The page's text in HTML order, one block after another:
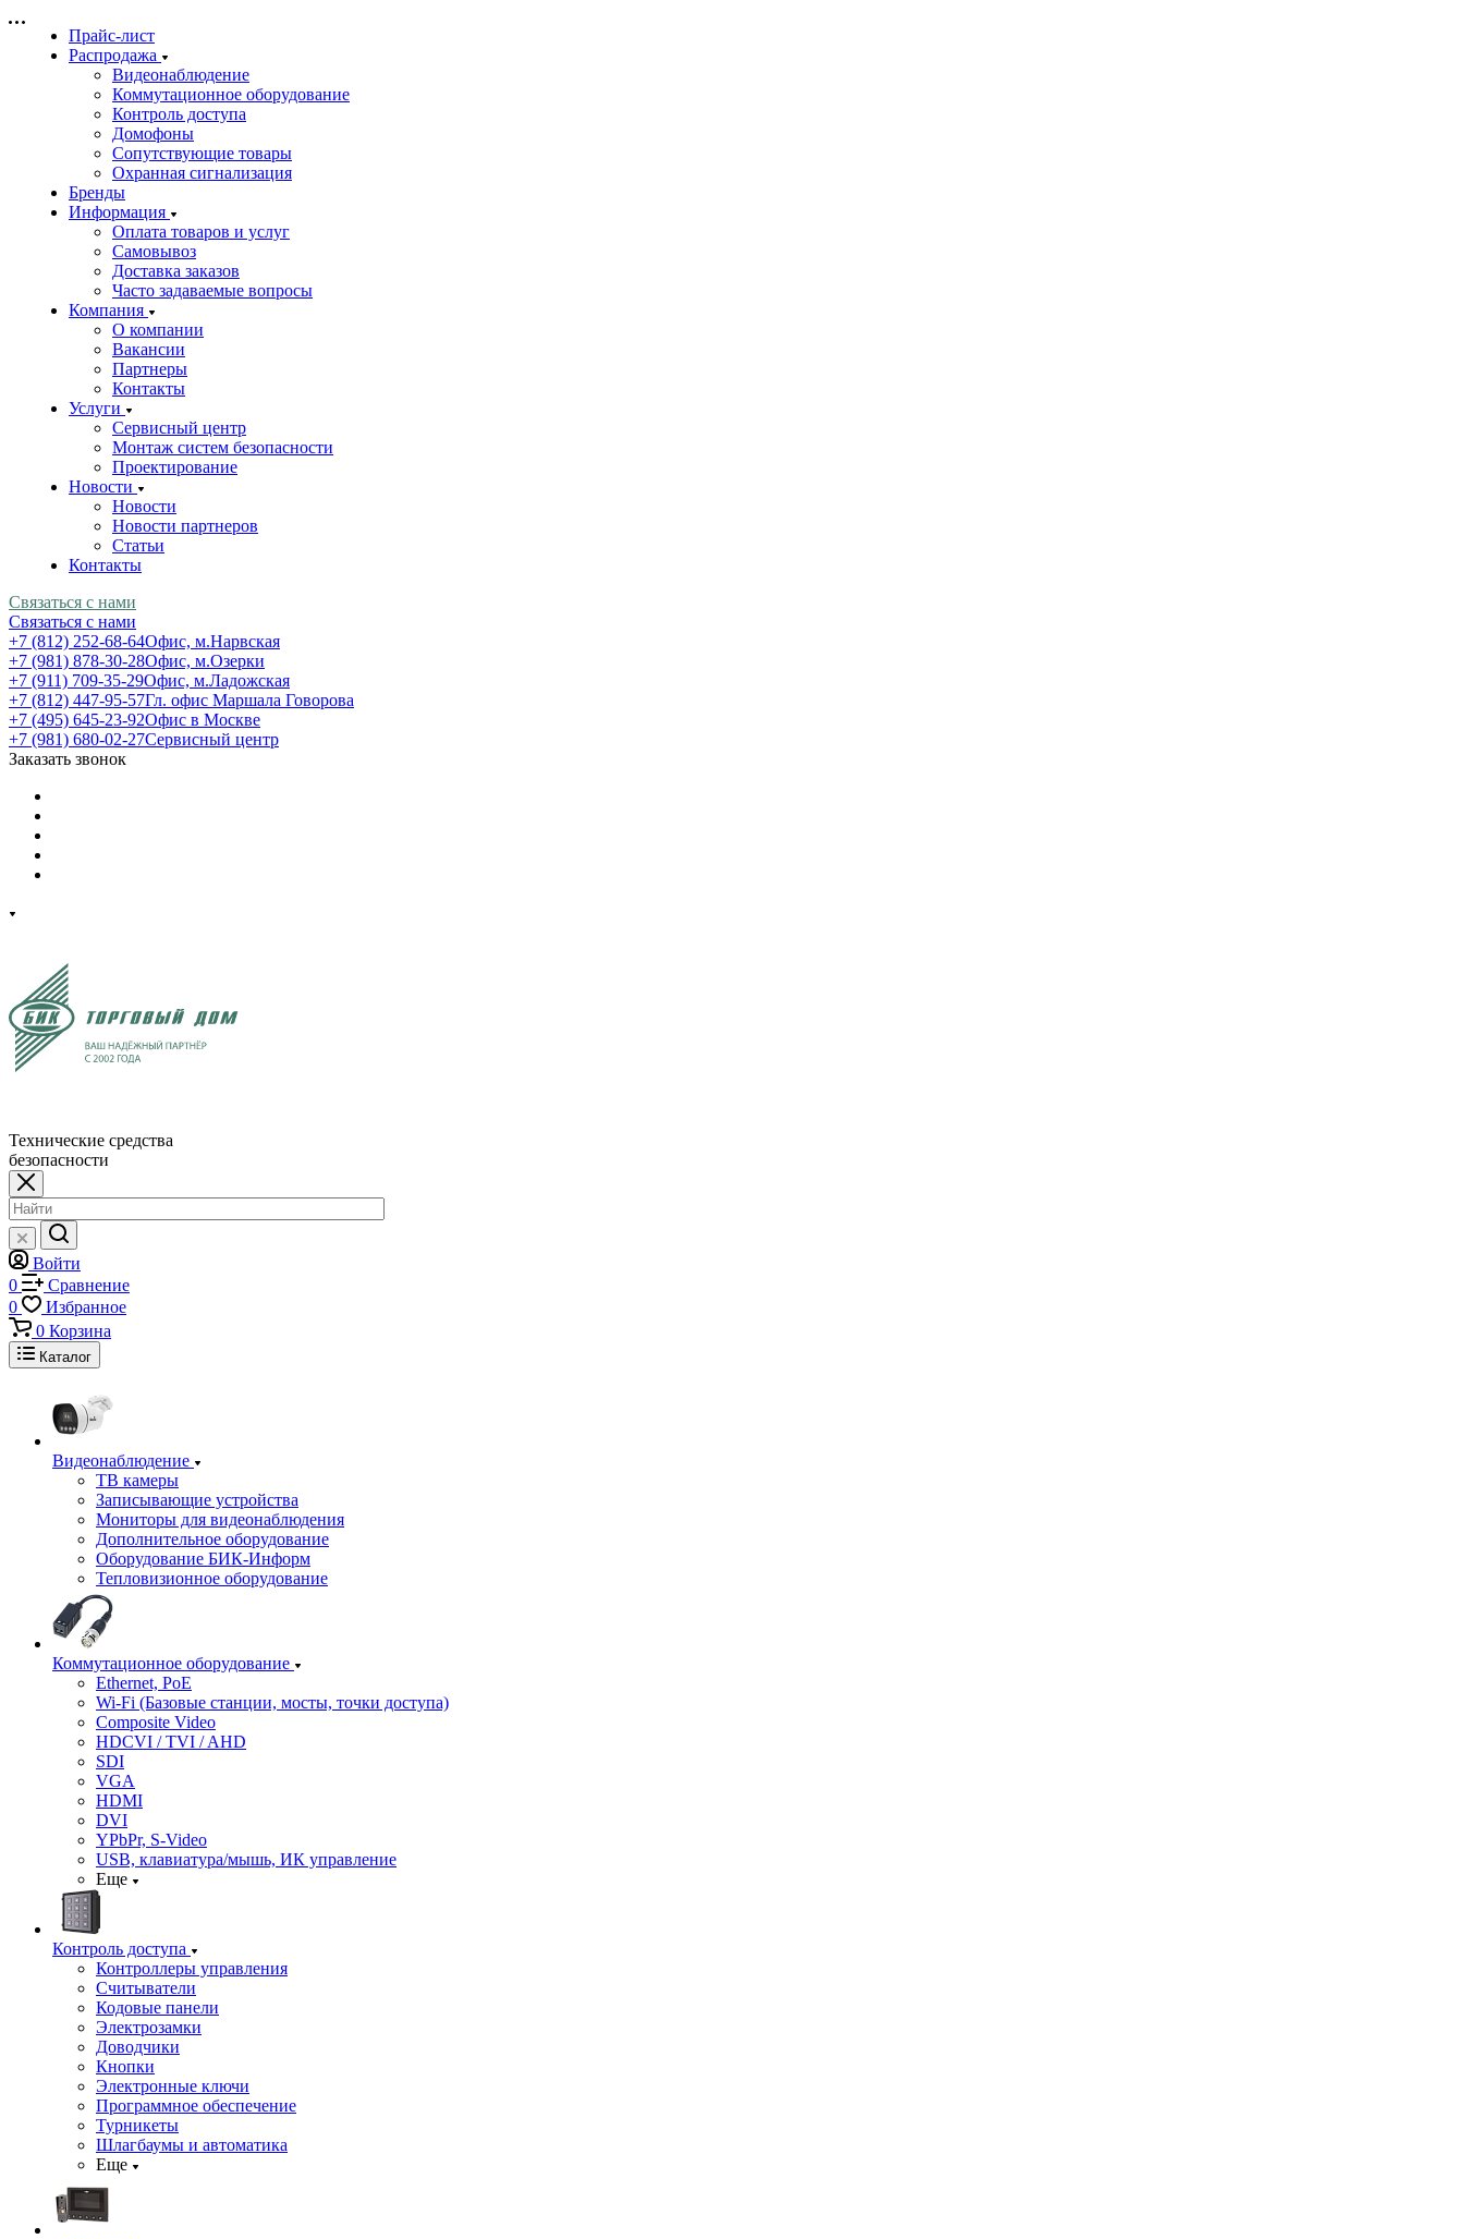
Прайс-лист
Распродажа
Видеонаблюдение
Коммутационное оборудование
Контроль доступа
Домофоны
Сопутствующие товары
Охранная сигнализация
Бренды
Информация
Оплата товаров и услуг
Самовывоз
Доставка заказов
Часто задаваемые вопросы
Компания
О компании
Вакансии
Партнеры
Контакты
Услуги
Сервисный центр
Монтаж систем безопасности
Проектирование
Новости
Новости
Новости партнеров
Статьи
Контакты
Связаться с нами
Связаться с нами
+7 (812) 252-68-64Офис, м.Нарвская
+7 (981) 878-30-28Офис, м.Озерки
+7 (911) 709-35-29Офис, м.Ладожская
+7 (812) 447-95-57Гл. офис Маршала Говорова
+7 (495) 645-23-92Офис в Москве
+7 (981) 680-02-27Сервисный центр
Заказать звонок
Технические средства
безопасности
Войти
0
Сравнение
0
Избранное
0 Корзина
Каталог
Видеонаблюдение
ТВ камеры
Записывающие устройства
Мониторы для видеонаблюдения
Дополнительное оборудование
Оборудование БИК-Информ
Тепловизионное оборудование
Коммутационное оборудование
Ethernet, PoE
Wi-Fi (Базовые станции, мосты, точки доступа)
Composite Video
HDCVI / TVI / AHD
SDI
VGA
HDMI
DVI
YPbPr, S-Video
USB, клавиатура/мышь, ИК управление
Еще
Контроль доступа
Контроллеры управления
Считыватели
Кодовые панели
Электрозамки
Доводчики
Кнопки
Электронные ключи
Программное обеспечение
Турникеты
Шлагбаумы и автоматика
Еще